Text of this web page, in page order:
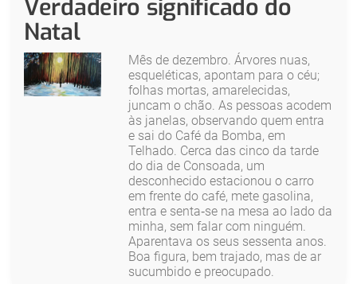
Verdadeiro significado do
Natal
Mês de dezembro. Árvores nuas,
esqueléticas, apontam para o céu;
folhas mortas, amarelecidas,
juncam o chão. As pessoas acodem
às janelas, observando quem entra
e sai do Café da Bomba, em
Telhado. Cerca das cinco da tarde
do dia de Consoada, um
desconhecido estacionou o carro
em frente do café, mete gasolina,
entra e senta‑se na mesa ao lado da
minha, sem falar com ninguém.
Aparentava os seus sessenta anos.
Boa figura, bem trajado, mas de ar
sucumbido e preocupado.